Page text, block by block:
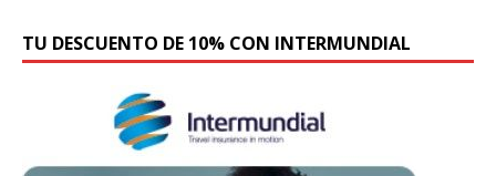
TU DESCUENTO DE 10% CON INTERMUNDIAL